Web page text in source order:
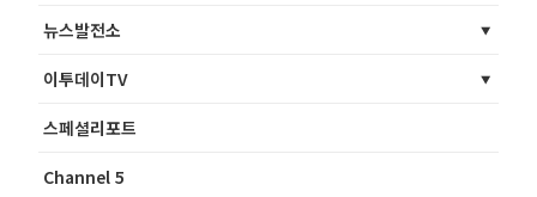
뉴스발전소
이투데이TV
스페셜리포트
Channel 5